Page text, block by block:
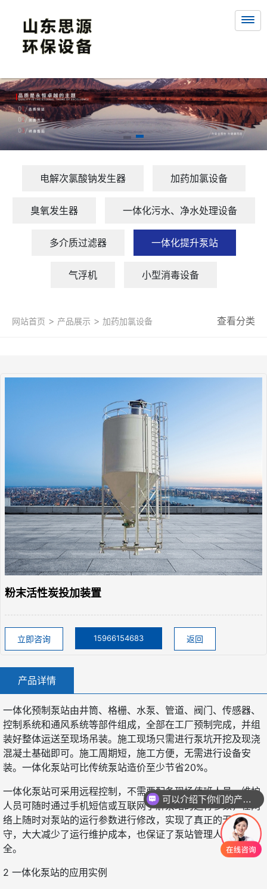
电解次氯酸钠发生器 加药加氯设备
臭氧发生器 一体化污水、净水处理设备
多介质过滤器 一体化提升泵站
气浮机 小型消毒设备
网站首页 > 产品展示 > 加药加氯设备 查看分类
粉末活性炭投加装置
立即咨询 15966154683 返回
产品详情
一体化预制泵站由井筒、格栅、水泵、管道、阀门、传感器、
控制系统和通风系统等部件组成，全部在工厂预制完成，并组
装好整体运送至现场吊装。施工现场只需进行泵坑开挖及现浇
混凝土基础即可。施工周期短，施工方便，无需进行设备安
装。一体化泵站可比传统泵站造价至少节省20%。
一体化泵站可采用远程控制，不需要配备现场值班人员，维护
人员可随时通过手机短信或互联网了解泵站的运行参数，在网
络上随时对泵站的运行参数进行修改，实现了真正的无人值
守，大大减少了运行维护成本，也保证了泵站管理人员的安
全。
2 一体化泵站的应用实例
微信号：
微信号：